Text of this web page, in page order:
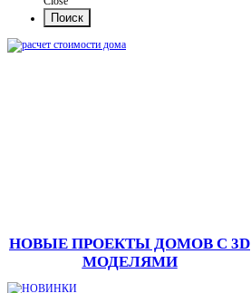
НОВЫЕ ПРОЕКТЫ ДОМОВ С 3D
МОДЕЛЯМИ